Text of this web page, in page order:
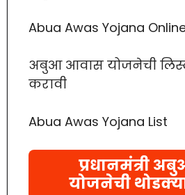
Abua Awas Yojana
अबुआ आवास योजनेची
करावी
Abua Awas Yojana List
प्रधानमंत्री
योजनेची